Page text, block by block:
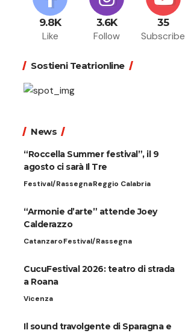
9.8K
Like
3.6K
Follow
35
Subscribe
Sostieni Teatrionline
News
“Roccella Summer festival”, il 9
agosto ci sarà Il Tre
Festival/RassegnaReggio Calabria
“Armonie d’arte” attende Joey
Calderazzo
CatanzaroFestival/Rassegna
CucuFestival 2026: teatro di strada
a Roana
Vicenza
Il sound travolgente di Sparagna e